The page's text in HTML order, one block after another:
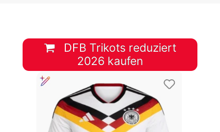
DFB Trikots reduziert
2026 kaufen